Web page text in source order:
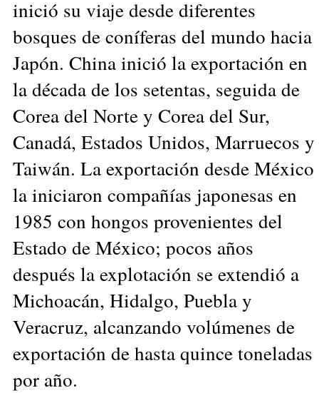
inició su viaje desde diferentes
bosques de coníferas del mundo hacia
Japón. China inició la exportación en
la década de los setentas, seguida de
Corea del Norte y Corea del Sur,
Canadá, Estados Unidos, Marruecos y
Taiwán. La exportación desde México
la iniciaron compañías japonesas en
1985 con hongos provenientes del
Estado de México; pocos años
después la explotación se extendió a
Michoacán, Hidalgo, Puebla y
Veracruz, alcanzando volúmenes de
exportación de hasta quince toneladas
por año.